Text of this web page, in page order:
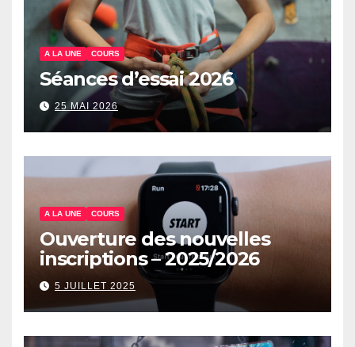
A LA UNE COURS
Séances d’essai 2026
25 MAI 2026
A LA UNE COURS
Ouverture des nouvelles
inscriptions – 2025/2026
5 JUILLET 2025